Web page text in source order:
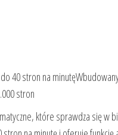
40 stron na
stron
które sprawdza się w